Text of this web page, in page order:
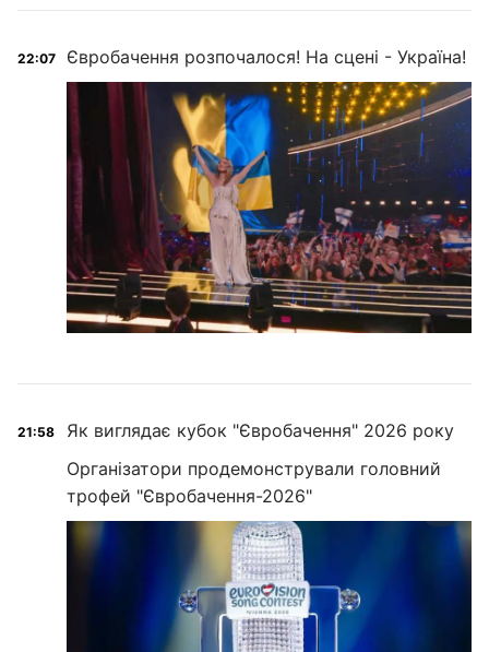
22:07 Євробачення розпочалося! На сцені - Україна!
21:58
Як виглядає кубок "Євробачення" 2026 року
Організатори продемонстрували головний
трофей "Євробачення-2026"